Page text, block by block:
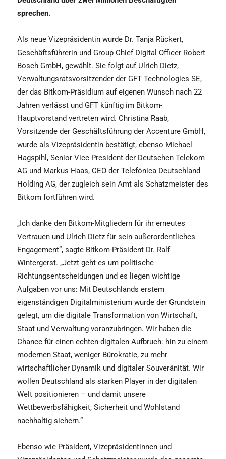
sprechen.
Als neue Vizepräsidentin wurde Dr. Tanja Rückert,
Geschäftsführerin und Group Chief Digital Officer Robert
Bosch GmbH, gewählt. Sie folgt auf Ulrich Dietz,
Verwaltungsratsvorsitzender der GFT Technologies SE,
der das Bitkom-Präsidium auf eigenen Wunsch nach 22
Jahren verlässt und GFT künftig im Bitkom-
Hauptvorstand vertreten wird. Christina Raab,
Vorsitzende der Geschäftsführung der Accenture GmbH,
wurde als Vizepräsidentin bestätigt, ebenso Michael
Hagspihl, Senior Vice President der Deutschen Telekom
AG und Markus Haas, CEO der Telefónica Deutschland
Holding AG, der zugleich sein Amt als Schatzmeister des
Bitkom fortführen wird.
„Ich danke den Bitkom-Mitgliedern für ihr erneutes
Vertrauen und Ulrich Dietz für sein außerordentliches
Engagement“, sagte Bitkom-Präsident Dr. Ralf
Wintergerst. „Jetzt geht es um politische
Richtungsentscheidungen und es liegen wichtige
Aufgaben vor uns: Mit Deutschlands erstem
eigenständigen Digitalministerium wurde der Grundstein
gelegt, um die digitale Transformation von Wirtschaft,
Staat und Verwaltung voranzubringen. Wir haben die
Chance für einen echten digitalen Aufbruch: hin zu einem
modernen Staat, weniger Bürokratie, zu mehr
wirtschaftlicher Dynamik und digitaler Souveränität. Wir
wollen Deutschland als starken Player in der digitalen
Welt positionieren – und damit unsere
Wettbewerbsfähigkeit, Sicherheit und Wohlstand
nachhaltig sichern.“
Ebenso wie Präsident, Vizepräsidentinnen und